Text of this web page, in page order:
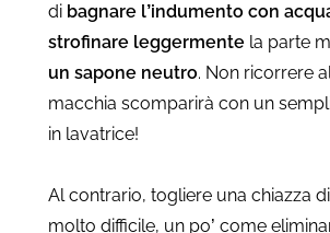
di bagnare l’indumento con
strofinare leggermente la parte
un sapone neutro. Non ricorrere
macchia scomparirà con un
in lavatrice!
Al contrario, togliere una chiazza
molto difficile, un po’ come